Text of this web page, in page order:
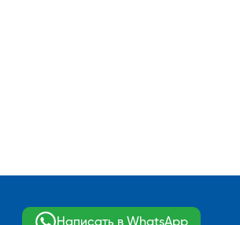
Написать в WhatsApp